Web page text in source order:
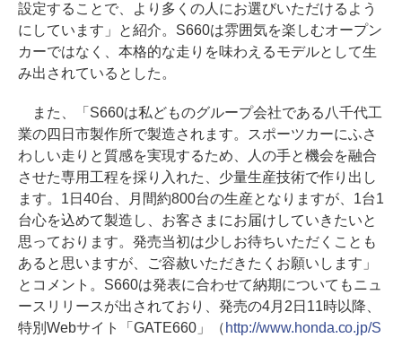
設定することで、より多くの人にお選びいただけるよう
にしています」と紹介。S660は雰囲気を楽しむオープン
カーではなく、本格的な走りを味わえるモデルとして生
み出されているとした。
また、「S660は私どものグループ会社である八千代工
業の四日市製作所で製造されます。スポーツカーにふさ
わしい走りと質感を実現するため、人の手と機会を融合
させた専用工程を採り入れた、少量生産技術で作り出し
ます。1日40台、月間約800台の生産となりますが、1台1
台心を込めて製造し、お客さまにお届けしていきたいと
思っております。発売当初は少しお待ちいただくことも
あると思いますが、ご容赦いただきたくお願いします」
とコメント。S660は発表に合わせて納期についてもニュ
ースリリースが出されており、発売の4月2日11時以降、
特別Webサイト「GATE660」（ http://www.honda.co.jp/S